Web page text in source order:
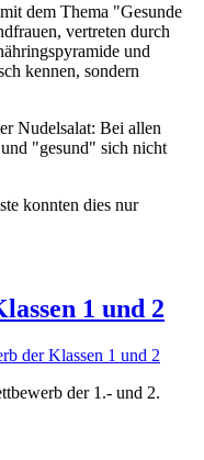
dem Thema "Gesunde
vertreten durch
und
kennen, sondern
Nudelsalat: Bei allen
"gesund" sich nicht
konnten dies nur
1 und 2
der Klassen 1 und 2
der 1.- und 2.